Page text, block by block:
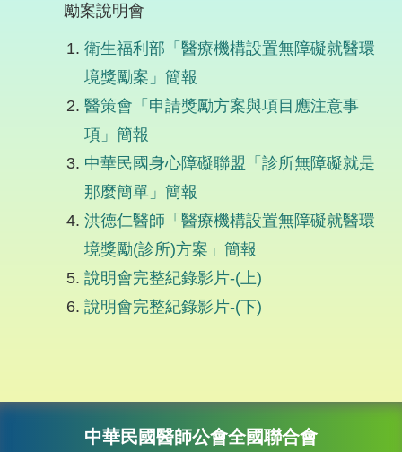
勵案說明會
衛生福利部「醫療機構設置無障礙就醫環
境獎勵案」簡報
醫策會「申請獎勵方案與項目應注意事
項」簡報
中華民國身心障礙聯盟「診所無障礙就是
那麼簡單」簡報
洪德仁醫師「醫療機構設置無障礙就醫環
境獎勵(診所)方案」簡報
說明會完整紀錄影片-(上)
說明會完整紀錄影片-(下)
中華民國醫師公會全國聯合會